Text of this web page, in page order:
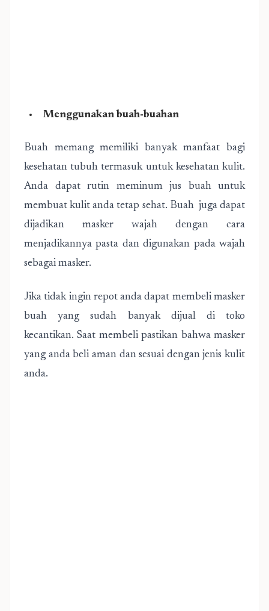
Menggunakan buah-buahan
Buah memang memiliki banyak manfaat bagi
kesehatan tubuh termasuk untuk kesehatan kulit.
Anda dapat rutin meminum jus buah untuk
membuat kulit anda tetap sehat. Buah juga dapat
dijadikan masker wajah dengan cara
menjadikannya pasta dan digunakan pada wajah
sebagai masker.
Jika tidak ingin repot anda dapat membeli masker
buah yang sudah banyak dijual di toko
kecantikan. Saat membeli pastikan bahwa masker
yang anda beli aman dan sesuai dengan jenis kulit
anda.